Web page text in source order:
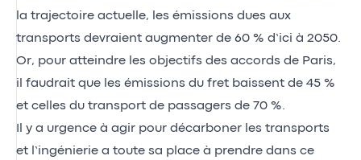
la trajectoire actuelle, les émissions dues aux
transports devraient augmenter de 60 % d’ici à 2050.
Or, pour atteindre les objectifs des accords de Paris,
il faudrait que les émissions du fret baissent de 45 %
et celles du transport de passagers de 70 %.
Il y a urgence à agir pour décarboner les transports
et l’ingénierie a toute sa place à prendre dans ce